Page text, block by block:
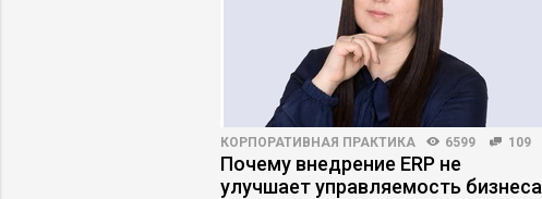
КОРПОРАТИВНАЯ ПРАКТИКА 6599 109
Почему внедрение ERP не
улучшает управляемость бизнеса